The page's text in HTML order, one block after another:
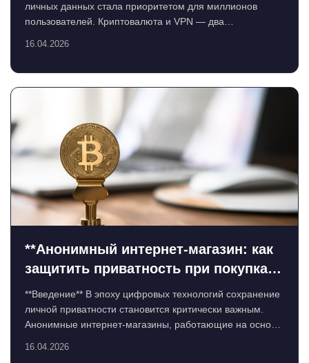
личных данных стала приоритетом для миллионов
пользователей. Криптовалюта и VPN — два
16.04.2026
**Анонимный интернет-магазин: как
защитить приватность при покупках
с криптовалютой**
**Введение** В эпоху цифровых технологий сохранение
личной приватности становится критически важным.
Анонимные интернет-магазины, работающие на основе
16.04.2026